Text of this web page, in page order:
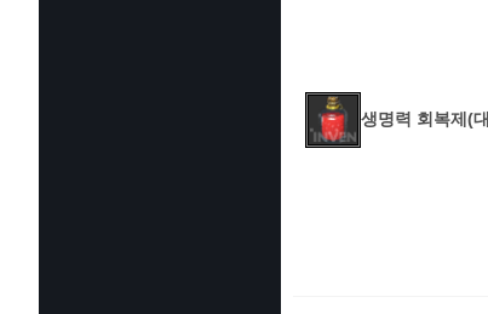
생명력 회복제(